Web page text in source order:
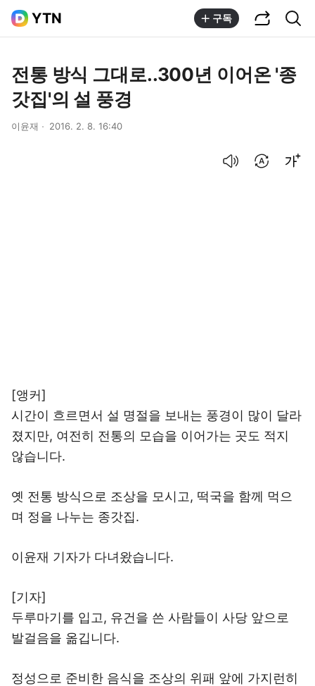
YTN 구독
전통 방식 그대로..300년 이어온 '종
갓집'의 설 풍경
이윤재 2016. 2. 8. 16:40
[앵커]
시간이 흐르면서 설 명절을 보내는 풍경이 많이 달라
졌지만, 여전히 전통의 모습을 이어가는 곳도 적지
않습니다.
옛 전통 방식으로 조상을 모시고, 떡국을 함께 먹으
며 정을 나누는 종갓집.
이윤재 기자가 다녀왔습니다.
[기자]
두루마기를 입고, 유건을 쓴 사람들이 사당 앞으로
발걸음을 옮깁니다.
정성으로 준비한 음식을 조상의 위패 앞에 가지런히